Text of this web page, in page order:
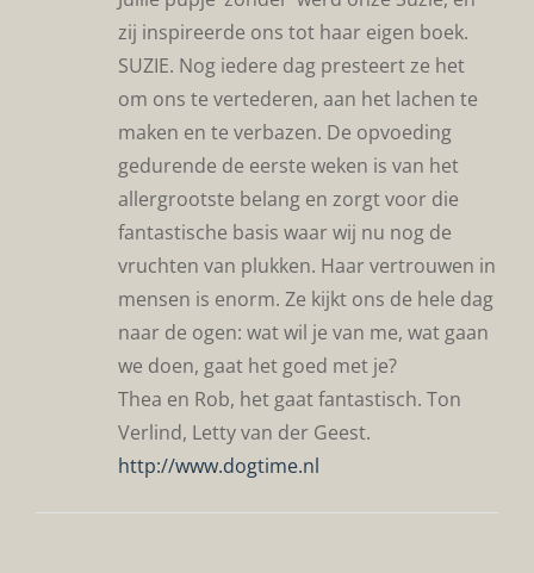
zij inspireerde ons tot haar eigen boek.
SUZIE. Nog iedere dag presteert ze het
om ons te vertederen, aan het lachen te
maken en te verbazen. De opvoeding
gedurende de eerste weken is van het
allergrootste belang en zorgt voor die
fantastische basis waar wij nu nog de
vruchten van plukken. Haar vertrouwen in
mensen is enorm. Ze kijkt ons de hele dag
naar de ogen: wat wil je van me, wat gaan
we doen, gaat het goed met je?
Thea en Rob, het gaat fantastisch. Ton
Verlind, Letty van der Geest.
http://www.dogtime.nl